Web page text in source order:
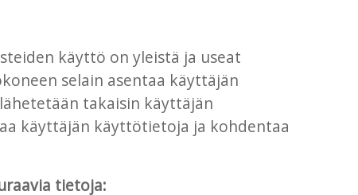
käyttö on yleistä ja useat
selain asentaa käyttäjän
takaisin käyttäjän
käyttäjän käyttötietoja ja kohdentaa
tietoja: